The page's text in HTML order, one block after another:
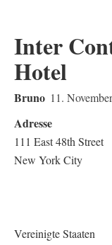
Inter
Hotel
Bruno 11.
Adresse
111 East 48th Street
New York City
Vereinigte Staaten